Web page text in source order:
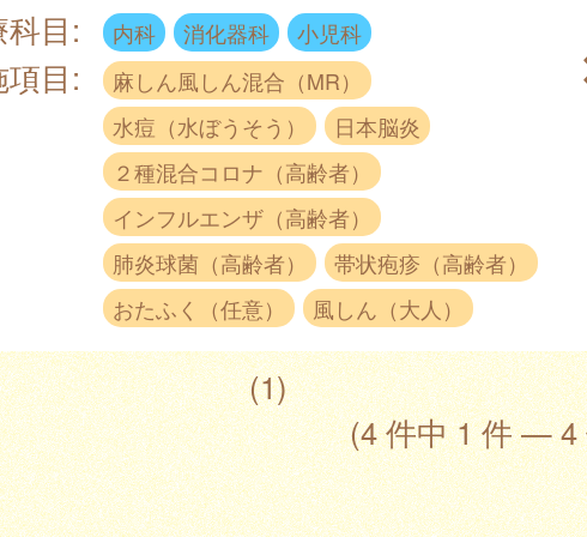
目:
内科 消化器科 小児科
目:
麻しん風しん混合（MR）
水痘（水ぼうそう）
日本脳炎
２種混合コロナ（高齢者）
インフルエンザ（高齢者）
肺炎球菌（高齢者）
帯状疱疹（高齢者）
おたふく（任意）
風しん（大人）
(1)
(4 件中 1 件 — 4